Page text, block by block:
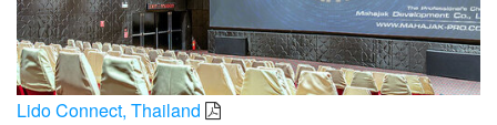
Lido Connect, Thailand